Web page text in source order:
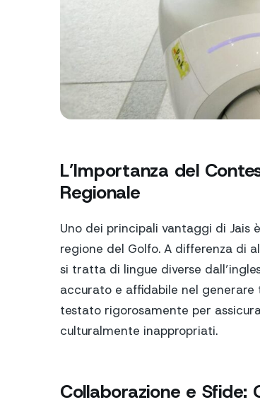
L’Importanza del
Regionale
Uno dei principali vantaggi di Jais
regione del Golfo. A differenza di
si tratta di lingue diverse
accurato e affidabile nel generare
testato rigorosamente per
culturalmente inappropriati.
Collaborazione e